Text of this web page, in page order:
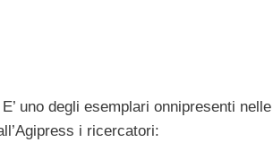
uno degli esemplari onnipresenti nelle
i ricercatori: